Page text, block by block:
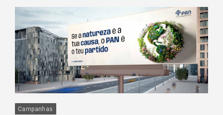
Campanhas